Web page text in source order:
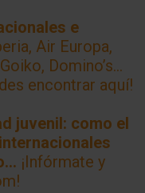
e
Air Europa,
Domino’s…
encontrar aquí!
juvenil: como el
¡Infórmate y